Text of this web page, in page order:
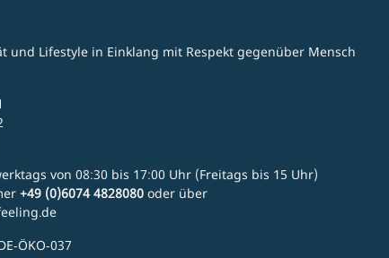
und Lifestyle in Einklang mit Respekt gegenüber Mensch
von 08:30 bis 17:00 Uhr (Freitags bis 15 Uhr)
+49 (0)6074 4828080 oder über
ÖKO-037